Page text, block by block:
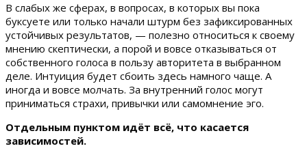
В слабых же сферах, в вопросах, в которых вы пока
буксуете или только начали штурм без зафиксированных
устойчивых результатов, — полезно относиться к своему
мнению скептически, а порой и вовсе отказываться от
собственного голоса в пользу авторитета в выбранном
деле. Интуиция будет сбоить здесь намного чаще. А
иногда и вовсе молчать. За внутренний голос могут
приниматься страхи, привычки или самомнение эго.
Отдельным пунктом идёт всё, что касается
зависимостей.